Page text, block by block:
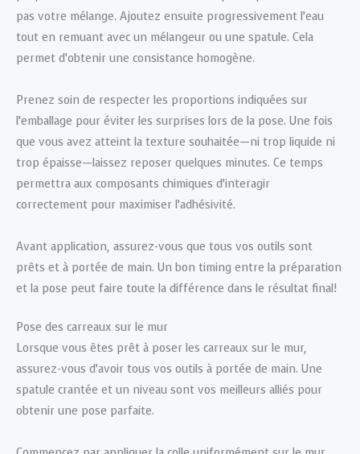
pas votre mélange. Ajoutez ensuite progressivement l’eau
tout en remuant avec un mélangeur ou une spatule. Cela
permet d’obtenir une consistance homogène.
Prenez soin de respecter les proportions indiquées sur
l’emballage pour éviter les surprises lors de la pose. Une fois
que vous avez atteint la texture souhaitée—ni trop liquide ni
trop épaisse—laissez reposer quelques minutes. Ce temps
permettra aux composants chimiques d’interagir
correctement pour maximiser l’adhésivité.
Avant application, assurez-vous que tous vos outils sont
prêts et à portée de main. Un bon timing entre la préparation
et la pose peut faire toute la différence dans le résultat final!
Pose des carreaux sur le mur
Lorsque vous êtes prêt à poser les carreaux sur le mur,
assurez-vous d’avoir tous vos outils à portée de main. Une
spatule crantée et un niveau sont vos meilleurs alliés pour
obtenir une pose parfaite.